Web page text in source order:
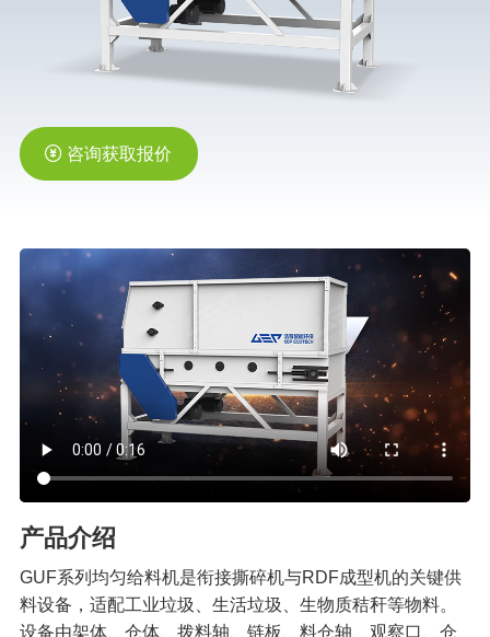
磁选机 涡电流分选机
轮胎抽丝机
咨询获取报价
产品介绍
GUF系列均匀给料机是衔接撕碎机与RDF成型机的关键供
料设备，适配工业垃圾、生活垃圾、生物质秸秆等物料。
设备由架体、仓体、拨料轴、链板、料仓轴、观察口、仓